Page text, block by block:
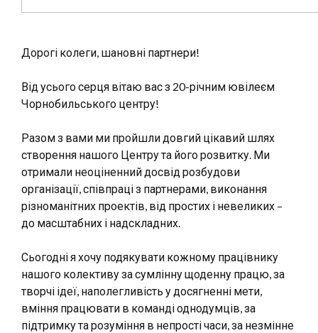
Дорогі колеги, шановні партнери!
Від усього серця вітаю вас з 20-річним ювілеєм
Чорнобильського центру!
Разом з вами ми пройшли довгий цікавий шлях
створення нашого Центру та його розвитку. Ми
отримали неоціненний досвід розбудови
організації, співпраці з партнерами, виконання
різноманітних проектів, від простих і невеликих –
до масштабних і надскладних.
Сьогодні я хочу подякувати кожному працівнику
нашого колективу за сумлінну щоденну працю, за
творчі ідеї, наполегливість у досягненні мети,
вміння працювати в команді однодумців, за
підтримку та розуміння в непрості часи, за незмінне